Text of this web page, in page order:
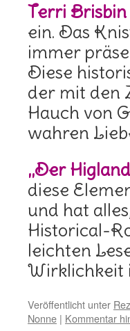
Terri Brisbin
ein. Das
immer
Diese
der mit den
Hauch von
wahren
„Der
diese
und hat
Historical-
leichten
Wirklichkeit
Veröffentlicht unter
Nonne | Kommentar